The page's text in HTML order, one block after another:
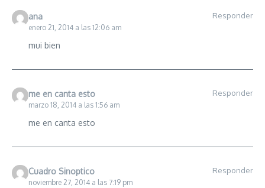
ana
enero 21, 2014 a las 12:06 am
Responder
mui bien
me en canta esto
marzo 18, 2014 a las 1:56 am
Responder
me en canta esto
Cuadro Sinoptico
noviembre 27, 2014 a las 7:19 pm
Responder